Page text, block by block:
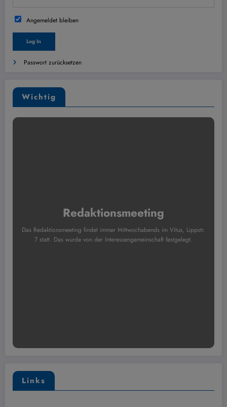
Angemeldet bleiben
Passwort zurücksetzen
Wichtig
Redaktionsmeeting
Das Redaktionsmeeting findet immer Mittwochabends im Vitus, Lippstr.
7 statt. Das wurde von der Interessengemeinschaft festgelegt.
Links